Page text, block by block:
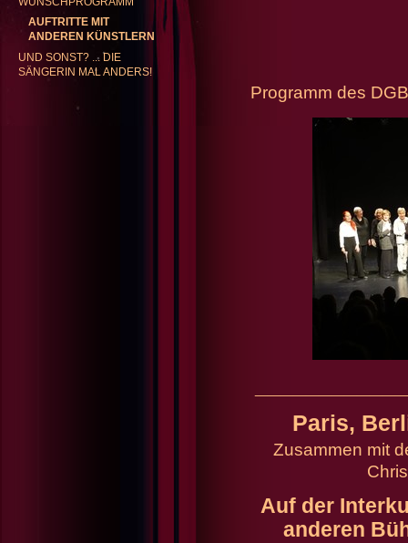
AUFTRITTE MIT
ANDEREN KÜNSTLERN
UND SONST? ... DIE
SÄNGERIN MAL ANDERS!
Programm des
Paris,
Zusammen mit
Auf der
anderen